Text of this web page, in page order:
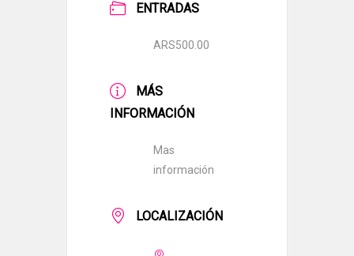
ENTRADAS
ARS500.00
MÁS
INFORMACIÓN
Mas
información
LOCALIZACIÓN